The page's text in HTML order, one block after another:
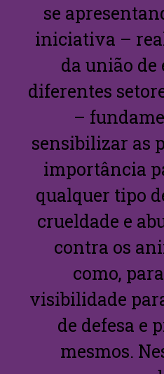
se
iniciativa –
da união de
diferentes
–
sensibilizar as
importância
qualquer tipo
crueldade e
contra os
como,
visibilidade
de defesa e
mesmos.